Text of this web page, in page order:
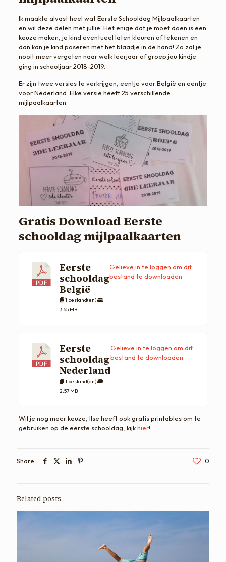
Ik maakte alvast heel wat Eerste Schooldag Mijlpaalkaarten
en wil deze delen met jullie. Het enige dat je moet doen is een
keuze maken, je kind eventueel laten kleuren of tekenen en
dan kan je kind poseren met het blaadje in de hand! Zo zal je
nooit meer vergeten naar welk leerjaar of groep jou kindje
ging in schooljaar 2018-2019.
Er zijn twee versies te verkrijgen, eentje voor België en eentje
voor Nederland. Elke versie heeft 25 verschillende
mijlpaalkaarten.
Gratis Download Eerste
schooldag mijlpaalkaarten
Eerste
schooldag
België
1 bestand(en)
3.55 MB
Gelieve in te loggen om dit
bestand te downloaden
Eerste
schooldag
Nederland
1 bestand(en)
2.57 MB
Gelieve in te loggen om dit
bestand te downloaden
Wil je nog meer keuze, Ilse heeft ook gratis printables om te
gebruiken op de eerste schooldag, kijkhier!
Share 0
Related posts